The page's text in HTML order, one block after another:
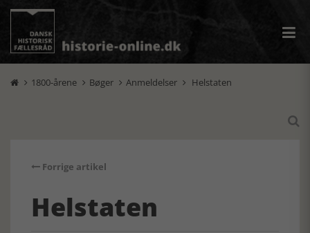
 1800-årene  Bøger  Anmeldelser  Helstaten

Forrige artikel
Helstaten